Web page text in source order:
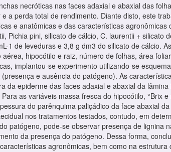
necróticas nas faces adaxial e abaxial das
a perda total de rendimento. Diante disto, este
e anatômicas e das características agronômicas
pini, silicato de cálcio, C. laurentii + silicato
1 de leveduras e 3,8 g dm3 do silicato de cálcio. As
hipocótilo e raiz, número de folhas, área
implantou-se experimento utilizando-se
e ausência do patógeno). As
da epiderme das faces adaxial e abaxial da lâmina
as variáveis massa fresca do hipocótilo, °Brix e
do parênquima paliçádico da face abaxial
nos tratamentos testados, contudo, em
patógeno, pode-se observar presença de lignina
da presença do patógeno. Dessa forma,
agronômicas, bem como na estrutura